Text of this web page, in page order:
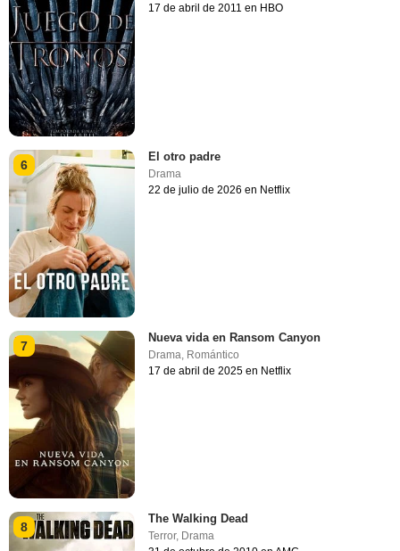
17 de abril de 2011 en HBO
6
El otro padre
Drama
22 de julio de 2026 en Netflix
7
Nueva vida en Ransom Canyon
Drama, Romántico
17 de abril de 2025 en Netflix
8
The Walking Dead
Terror, Drama